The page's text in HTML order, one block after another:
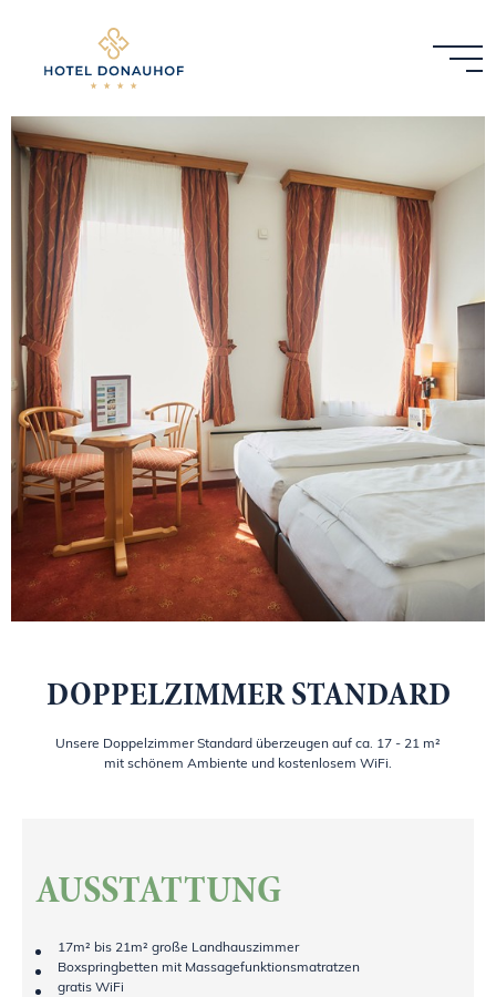
DOPPELZIMMER STANDARD
Unsere Doppelzimmer Standard überzeugen auf ca. 17 - 21 m²
mit schönem Ambiente und kostenlosem WiFi.
AUSSTATTUNG
17m² bis 21m² große Landhauszimmer
Boxspringbetten mit Massagefunktionsmatratzen
gratis WiFi